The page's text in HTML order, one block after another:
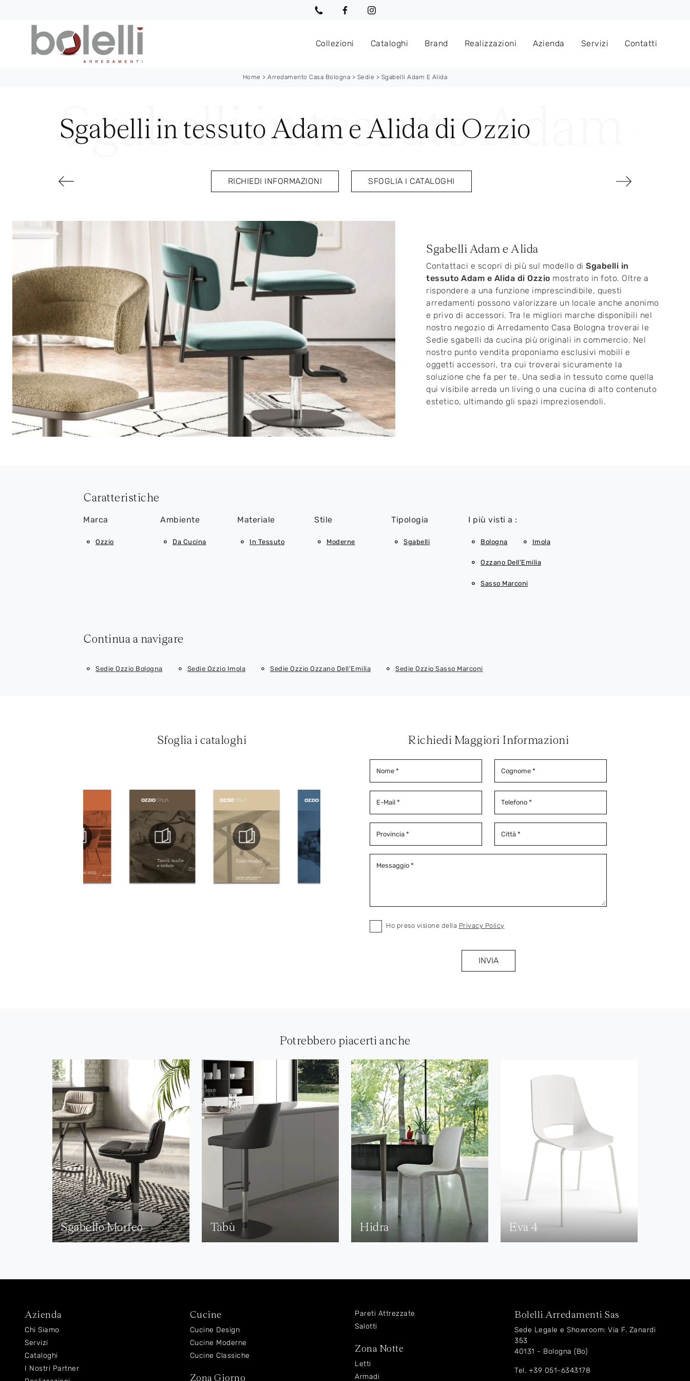
Collezioni Cataloghi Brand Realizzazioni Azienda Servizi Contatti
Home >Arredamento Casa Bologna > Sedie > Sgabelli Adam E Alida
Sgabelli in tessuto Adam e Alida di Ozzio
RICHIEDI INFORMAZIONI SFOGLIA I CATALOGHI
Sgabelli Adam e Alida
Contattaci e scopri di più sul modello di Sgabelli in
tessuto Adam e Alida di Ozzio mostrato in foto. Oltre a
rispondere a una funzione imprescindibile, questi
arredamenti possono valorizzare un locale anche anonimo
e privo di accessori. Tra le migliori marche disponibili nel
nostro negozio di Arredamento Casa Bologna troverai le
Sedie sgabelli da cucina più originali in commercio. Nel
nostro punto vendita proponiamo esclusivi mobili e
oggetti accessori, tra cui troverai sicuramente la
soluzione che fa per te. Una sedia in tessuto come quella
qui visibile arreda un living o una cucina di alto contenuto
estetico, ultimando gli spazi impreziosendoli.
Caratteristiche
Marca
Ozzio
Ambiente
Da Cucina
Materiale
In Tessuto
Stile
Moderne
Tipologia
Sgabelli
I più visti a :
Bologna Imola
Ozzano Dell'Emilia
Sasso Marconi
Continua a navigare
Sedie Ozzio Bologna Sedie Ozzio Imola Sedie Ozzio Ozzano Dell'Emilia Sedie Ozzio Sasso Marconi
Sfoglia i cataloghi Richiedi Maggiori Informazioni
Ho preso visione della Privacy Policy
INVIA
Potrebbero piacerti anche
Sgabello Morfeo Tabù Hidra Eva 4
Azienda
Chi Siamo
Servizi
Cataloghi
I Nostri Partner
Cucine
Cucine Design
Cucine Moderne
Cucine Classiche
Zona Giorno
Pareti Attrezzate
Salotti
Zona Notte
Letti
Armadi
Bolelli Arredamenti Sas
Sede Legale e Showroom: Via F. Zanardi
353
40131 - Bologna (Bo)
Tel. +39 051-6343178